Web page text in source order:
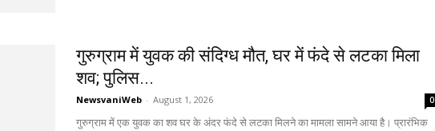
गुरुग्राम में युवक की संदिग्ध मौत, घर में फंदे से लटका मिला
शव; पुलिस...
NewsvaniWeb - August 1, 2026 0
गुरुग्राम में एक युवक का शव घर के अंदर फंदे से लटका मिलने का मामला सामने आया है। प्रारंभिक